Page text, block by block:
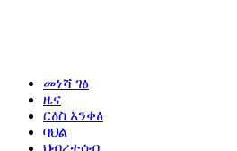
መነሻ ገፅ
ዜና
ርዕስ አንቀፅ
ባህል
ህብረተሰብ